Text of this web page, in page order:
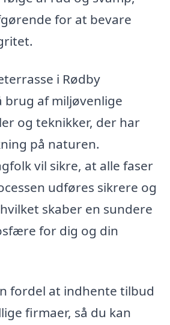
for at bevare
i Rødby
brug af miljøvenlige
og teknikker, der har
på naturen.
vil sikre, at alle faser
udføres sikrere og
skaber en sundere
for dig og din
fordel at indhente tilbud
firmaer, så du kan